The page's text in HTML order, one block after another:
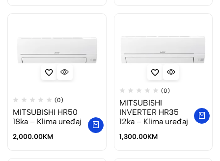
(0)
MITSUBISHI HR50
18ka – Klima uređaj
2,000.00KM
(0)
MITSUBISHI
INVERTER HR35
12ka – Klima uređaj
1,300.00KM